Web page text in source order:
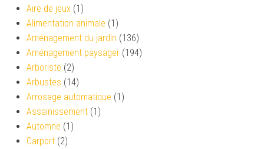
Aire de jeux (1)
Alimentation animale (1)
Aménagement du jardin (136)
Aménagement paysager (194)
Arboriste (2)
Arbustes (14)
Arrosage automatique (1)
Assainissement (1)
Automne (1)
Carport (2)